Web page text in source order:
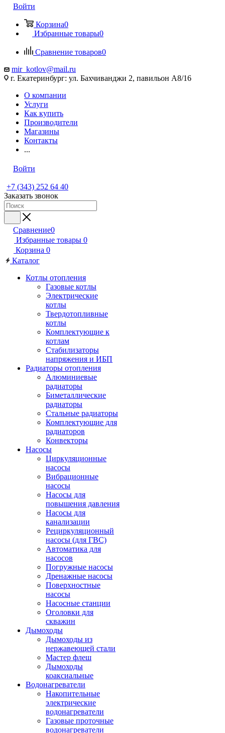
Войти
Корзина0
Избранные товары0
Сравнение товаров0
mir_kotlov@mail.ru
г. Екатеринбург: ул. Бахчиванджи 2, павильон А8/16
О компании
Услуги
Как купить
Производители
Магазины
Контакты
...
Войти
+7 (343) 252 64 40
Заказать звонок
Сравнение0
Избранные товары 0
Корзина 0
Каталог
Котлы отопления
Газовые котлы
Электрические
котлы
Твердотопливные
котлы
Комплектующие к
котлам
Стабилизаторы
напряжения и ИБП
Радиаторы отопления
Алюминиевые
радиаторы
Биметаллические
радиаторы
Стальные радиаторы
Комплектующие для
радиаторов
Конвекторы
Насосы
Циркуляционные
насосы
Вибрационные
насосы
Насосы для
повышения давления
Насосы для
канализации
Рециркуляционный
насосы (для ГВС)
Автоматика для
насосов
Погружные насосы
Дренажные насосы
Поверхностные
насосы
Насосные станции
Оголовки для
скважин
Дымоходы
Дымоходы из
нержавеющей стали
Мастер флеш
Дымоходы
коаксиальные
Водонагреватели
Накопительные
электрические
водонагреватели
Газовые проточные
водонагреватели